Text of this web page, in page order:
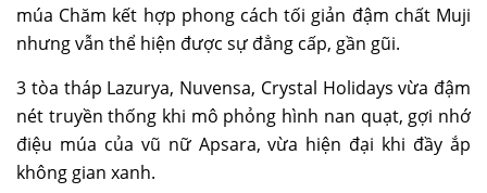
múa Chăm kết hợp phong cách tối giản đậm chất Muji
nhưng vẫn thể hiện được sự đẳng cấp, gần gũi.
3 tòa tháp Lazurya, Nuvensa, Crystal Holidays vừa đậm
nét truyền thống khi mô phỏng hình nan quạt, gợi nhớ
điệu múa của vũ nữ Apsara, vừa hiện đại khi đầy ắp
không gian xanh.